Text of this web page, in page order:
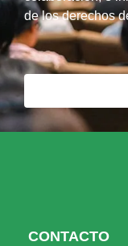
de los derechos
CONTACTO